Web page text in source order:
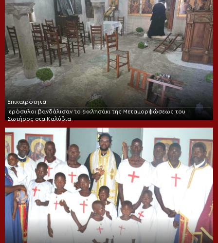
Επικαιρότητα
Ιερόσυλοι βανδάλισαν το εκκλησάκι της Μεταμορφώσεως του
Σωτήρος στα Καλύβια